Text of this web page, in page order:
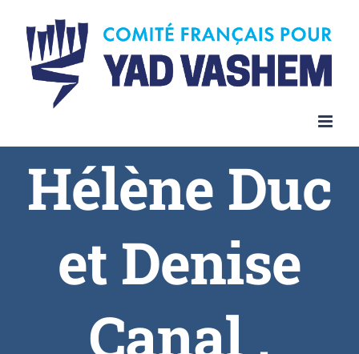
Hélène Duc
et Denise
Canal ,